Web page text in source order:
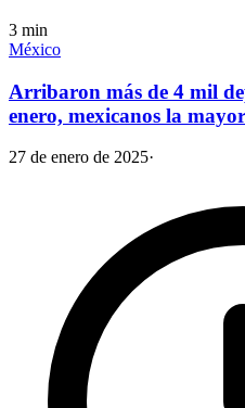
3 min
México
Arribaron más de 4 mil
enero, mexicanos la
27 de enero de 2025·